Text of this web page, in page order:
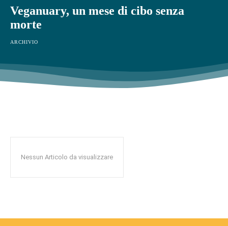
Veganuary, un mese di cibo senza
morte
ARCHIVIO
Nessun Articolo da visualizzare